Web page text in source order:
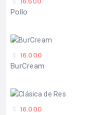
Pollo
BurCream
$ 16.000
$ 16.000